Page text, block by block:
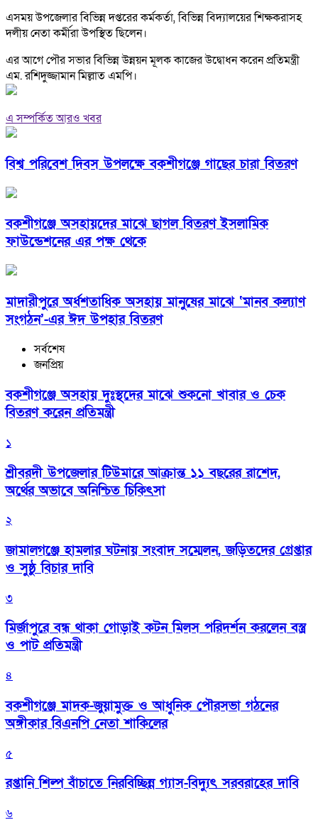
এসময় উপজেলার বিভিন্ন দপ্তরের কর্মকর্তা, বিভিন্ন বিদ্যালয়ের শিক্ষকরাসহ
দলীয় নেতা কর্মীরা উপস্থিত ছিলেন।
এর আগে পৌর সভার বিভিন্ন উন্নয়ন মূলক কাজের উদ্বোধন করেন প্রতিমন্ত্রী
এম. রশিদুজ্জামান মিল্লাত এমপি।
এ সম্পর্কিত আরও খবর
বিশ্ব পরিবেশ দিবস উপলক্ষে বকশীগঞ্জে গাছের চারা বিতরণ
বকশীগঞ্জে অসহায়দের মাঝে ছাগল বিতরণ ইসলামিক
ফাউন্ডেশনের এর পক্ষ থেকে
মাদারীপুরে অর্ধশতাধিক অসহায় মানুষের মাঝে ‘মানব কল্যাণ
সংগঠন’-এর ঈদ উপহার বিতরণ
সর্বশেষ
জনপ্রিয়
বকশীগঞ্জে অসহায় দুঃস্থদের মাঝে শুকনো খাবার ও চেক
বিতরণ করেন প্রতিমন্ত্রী
১
শ্রীবরদী উপজেলার টিউমারে আক্রান্ত ১১ বছরের রাশেদ,
অর্থের অভাবে অনিশ্চিত চিকিৎসা
২
জামালগঞ্জে হামলার ঘটনায় সংবাদ সম্মেলন, জড়িতদের গ্রেপ্তার
ও সুষ্ঠু বিচার দাবি
৩
মির্জাপুরে বন্ধ থাকা গোড়াই কটন মিলস পরিদর্শন করলেন বস্ত্র
ও পাট প্রতিমন্ত্রী
৪
বকশীগঞ্জে মাদক-জুয়ামুক্ত ও আধুনিক পৌরসভা গঠনের
অঙ্গীকার বিএনপি নেতা শাকিলের
৫
রপ্তানি শিল্প বাঁচাতে নিরবিচ্ছিন্ন গ্যাস-বিদ্যুৎ সরবরাহের দাবি
৬